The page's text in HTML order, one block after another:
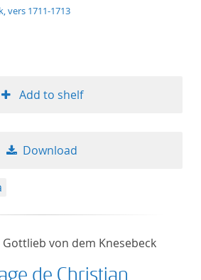
vers 1711-1713
Add to shelf
Download
von dem Knesebeck
de Christian